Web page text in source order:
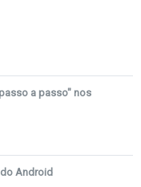
a passo" nos
Android